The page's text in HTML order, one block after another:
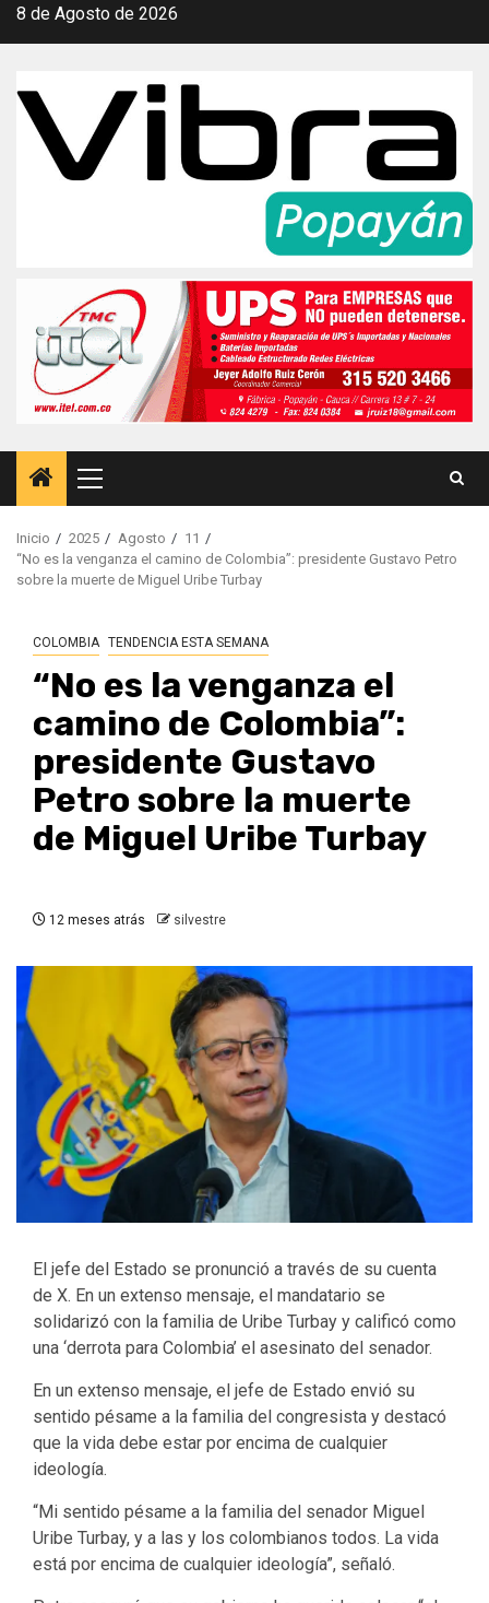
Saltar
8 de Agosto de 2026
Menú
principal
Inicio 2025 Agosto
11
“No es la venganza el camino de Colombia”: presidente Gustavo Petro
sobre la muerte de Miguel Uribe Turbay
COLOMBIA TENDENCIA ESTA SEMANA
“No es la venganza el
camino de Colombia”:
presidente Gustavo
Petro sobre la muerte
de Miguel Uribe Turbay
12 meses atrás silvestre
El jefe del Estado se pronunció a través de su cuenta
de X. En un extenso mensaje, el mandatario se
solidarizó con la familia de Uribe Turbay y calificó como
una ‘derrota para Colombia’ el asesinato del senador.
En un extenso mensaje, el jefe de Estado envió su
sentido pésame a la familia del congresista y destacó
que la vida debe estar por encima de cualquier
ideología.
“Mi sentido pésame a la familia del senador Miguel
Uribe Turbay, y a las y los colombianos todos. La vida
está por encima de cualquier ideología”, señaló.